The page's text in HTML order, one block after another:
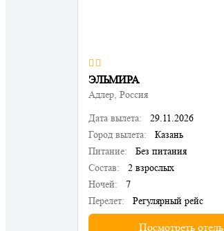
ЭЛЬМИРА
Адлер, Россия
Дата вылета:
29.11.2026
Город вылета:
Казань
Питание:
Без питания
Состав:
2 взрослых
Ночей:
7
Перелет:
Регулярный рейс
Посмотреть отель